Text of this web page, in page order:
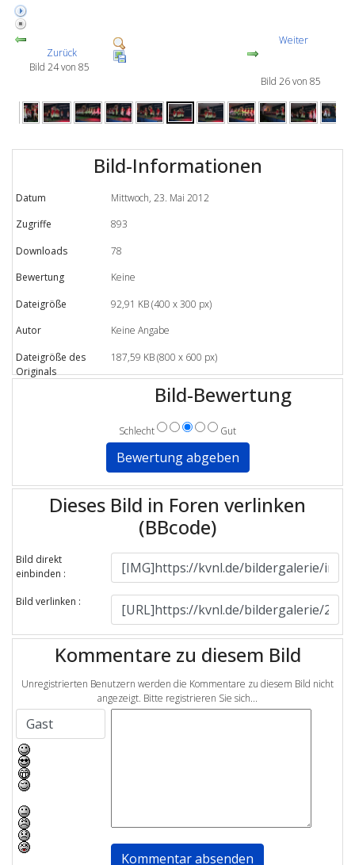
Zurück
Bild 24 von 85
Weiter
Bild 26 von 85
Bild-Informationen
Datum
Mittwoch, 23. Mai 2012
Zugriffe
893
Downloads
78
Bewertung
Keine
Dateigröße
92,91 KB (400 x 300 px)
Autor
Keine Angabe
Dateigröße des
Originals
187,59 KB (800 x 600 px)
Bild-Bewertung
Schlecht Gut
Dieses Bild in Foren verlinken
(BBcode)
Bild direkt
einbinden :
Bild verlinken :
Kommentare zu diesem Bild
Unregistrierten Benutzern werden die Kommentare zu diesem Bild nicht
angezeigt. Bitte registrieren Sie sich...